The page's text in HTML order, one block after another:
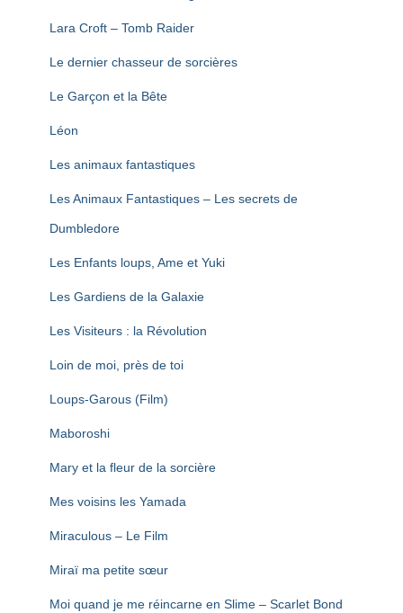
Lara Croft – Tomb Raider
Le dernier chasseur de sorcières
Le Garçon et la Bête
Léon
Les animaux fantastiques
Les Animaux Fantastiques – Les secrets de
Dumbledore
Les Enfants loups, Ame et Yuki
Les Gardiens de la Galaxie
Les Visiteurs : la Révolution
Loin de moi, près de toi
Loups-Garous (Film)
Maboroshi
Mary et la fleur de la sorcière
Mes voisins les Yamada
Miraculous – Le Film
Miraï ma petite sœur
Moi quand je me réincarne en Slime – Scarlet Bond